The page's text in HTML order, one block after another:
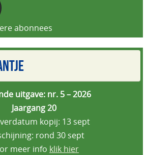
abonnees
uitgave: nr. 5 – 2026
Jaargang 20
kopij: 13 sept
rond 30 sept
meer info klik hier